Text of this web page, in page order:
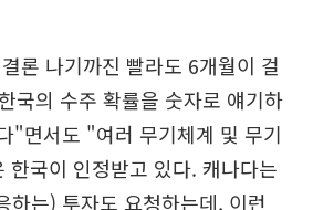
론 나기까진 빨라도 6개월이 걸
국의 수주 확률을 숫자로 얘기하
"면서도 "여러 무기체계 및 무기
한국이 인정받고 있다. 캐나다는
하는) 투자도 요청하는데, 이런